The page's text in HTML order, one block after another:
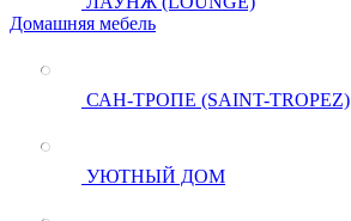
Домашняя мебель
САН-ТРОПЕ (SAINT-TROPEZ)
УЮТНЫЙ ДОМ